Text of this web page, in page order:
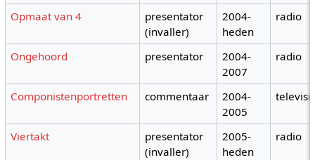
Opmaat van 4
presentator
(invaller)
2004-
heden
radio
Ongehoord presentator
2004-
2007
radio
Componistenportretten commentaar
2004-
2005
Viertakt
presentator
(invaller)
2005-
heden
radio